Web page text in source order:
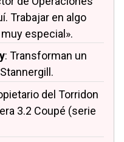
Trabajar en algo
especial».
: Transforman un
del Torridon
3.2 Coupé (serie